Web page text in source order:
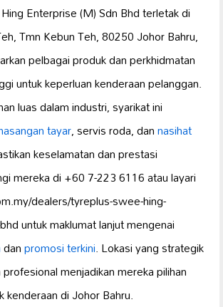
Enterprise (M) Sdn Bhd terletak di
Tmn Kebun Teh, 80250 Johor Bahru,
pelbagai produk dan perkhidmatan
untuk keperluan kenderaan pelanggan.
luas dalam industri, syarikat ini
tayar, servis roda, dannasihat
keselamatan dan prestasi
mereka di +60 7-223 6116 atau layari
dealers/tyreplus-swee-hing-
untuk maklumat lanjut mengenai
danpromosi terkini. Lokasi yang strategik
menjadikan mereka pilihan
kenderaan di Johor Bahru.